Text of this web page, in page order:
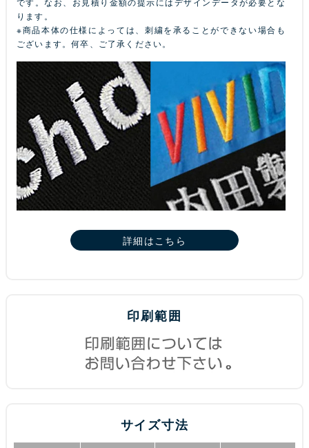
ります。
※商品本体の仕様によっては、刺繍を承ることができない場合も
ございます。何卒、ご了承ください。
詳細はこちら
印刷範囲
サイズ寸法